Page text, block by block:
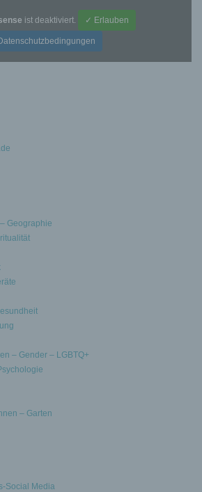
ist deaktiviert. ✓ Erlauben
Geographie
– Gender – LGBTQ+
– Garten
Social Media